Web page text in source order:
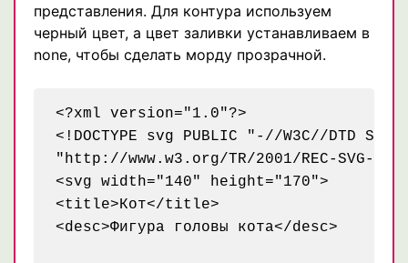
представления. Для контура используем
черный цвет, а цвет заливки устанавливаем в
none, чтобы сделать морду прозрачной.
<?xml version="1.0"?>
<!DOCTYPE svg PUBLIC "-//W3C//DTD
"http://www.w3.org/TR/2001/REC-SVG-
<svg width="140" height="170">
<title>Кот</title>
<desc>Фигура головы кота</desc>